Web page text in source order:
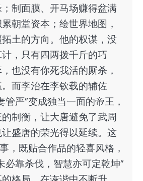
制面膜、开马场赚得盆满
朝堂资本；绘世界地图，
土的方向。他的权谋，没
，只有四两拨千斤的巧
也没有你死我活的厮杀，
而李治在李钦载的辅佐
管严”变成独当一面的帝王，
制衡，让大唐避免了武周
盛唐的荣光得以延续。这
，既贴合作品的轻喜风格，
必靠杀伐，智慧亦可定乾坤”